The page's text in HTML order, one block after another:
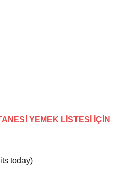
YEMEK LİSTESİ İÇİN
today)